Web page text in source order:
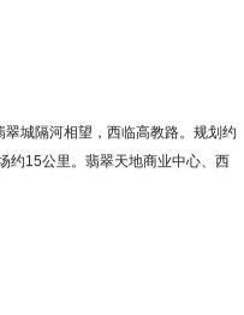
城隔河相望，西临高教路。规划约
约15公里。翡翠天地商业中心、西